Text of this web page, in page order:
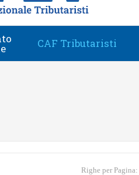
CAF Tributaristi
Righe per Pagina: